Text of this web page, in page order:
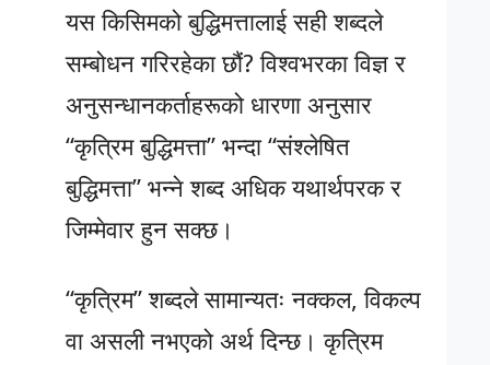
यस किसिमको बुद्धिमत्तालाई सही शब्दले
सम्बोधन गरिरहेका छौं? विश्वभरका विज्ञ र
अनुसन्धानकर्ताहरूको धारणा अनुसार
“कृत्रिम बुद्धिमत्ता” भन्दा “संश्लेषित
बुद्धिमत्ता” भन्ने शब्द अधिक यथार्थपरक र
जिम्मेवार हुन सक्छ।
“कृत्रिम” शब्दले सामान्यतः नक्कल, विकल्प
वा असली नभएको अर्थ दिन्छ। कृत्रिम